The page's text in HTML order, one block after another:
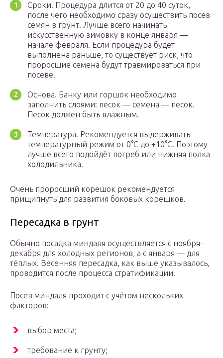
Сроки. Процедура длится от 20 до 40 суток,
после чего необходимо сразу осуществить посев
семян в грунт. Лучше всего начинать
искусственную зимовку в конце января —
начале февраля. Если процедура будет
выполнена раньше, то существует риск, что
проросшие семена будут травмироваться при
посеве.
Основа. Банку или горшок необходимо
заполнить слоями: песок — семена — песок.
Песок должен быть влажным.
Температура. Рекомендуется выдерживать
температурный режим от 0°С до +10°С. Поэтому
лучше всего подойдёт погреб или нижняя полка
холодильника.
Очень проросший корешок рекомендуется
прищипнуть для развития боковых корешков.
Пересадка в грунт
Обычно посадка миндаля осуществляется с ноября-
декабря для холодных регионов, а с января — для
тёплых. Весенняя пересадка, как выше указывалось,
проводится после процесса стратификации.
Посев миндаля проходит с учётом нескольких
факторов:
выбор места;
требование к грунту;